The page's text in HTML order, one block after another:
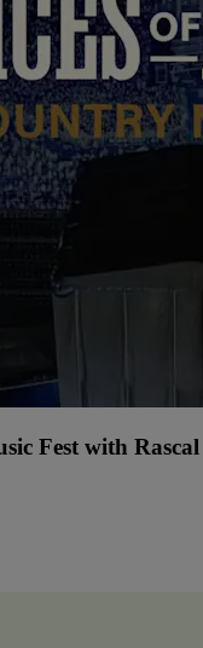
Fest with